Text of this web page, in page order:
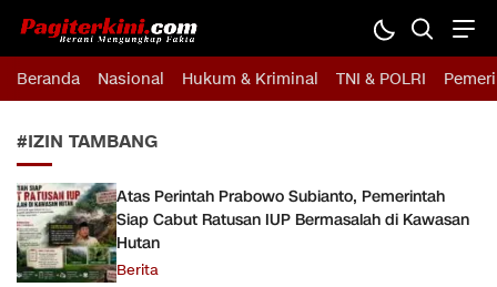
Pagiterkini.com
Berani Mengungkap Fakta
Beranda Nasional Hukum & Kriminal TNI & POLRI
#IZIN TAMBANG
Atas Perintah Prabowo Subianto, Pemerintah
Siap Cabut Ratusan IUP Bermasalah di Kawasan
Hutan
Berita